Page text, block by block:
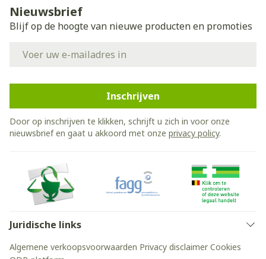
Nieuwsbrief
Blijf op de hoogte van nieuwe producten en promoties
Inschrijven
Door op inschrijven te klikken, schrijft u zich in voor onze
nieuwsbrief en gaat u akkoord met onze privacy policy.
Juridische links
Algemene verkoopsvoorwaarden Privacy disclaimer Cookies